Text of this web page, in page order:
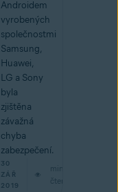
Androidem
vyrobených
společnostmi
Samsung,
Huawei,
LG a Sony
byla
zjištěna
závažná
chyba
zabezpečení.
30
ZÁŘ
2019
min
čtení